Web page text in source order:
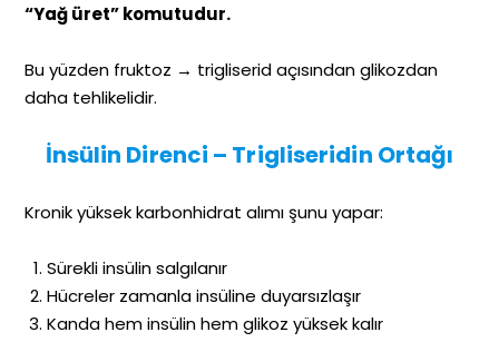
“Yağ üret” komutudur.
Bu yüzden fruktoz → trigliserid açısından glikozdan
daha tehlikelidir.
İnsülin Direnci – Trigliseridin Ortağı
Kronik yüksek karbonhidrat alımı şunu yapar:
Sürekli insülin salgılanır
Hücreler zamanla insüline duyarsızlaşır
Kanda hem insülin hem glikoz yüksek kalır